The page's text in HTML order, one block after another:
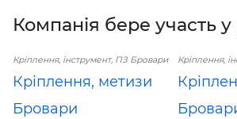
Компанія бере участь у
Кріплення, інструмент, ПЗ Бровари
Кріплення, метизи
Бровари
Кріплення,